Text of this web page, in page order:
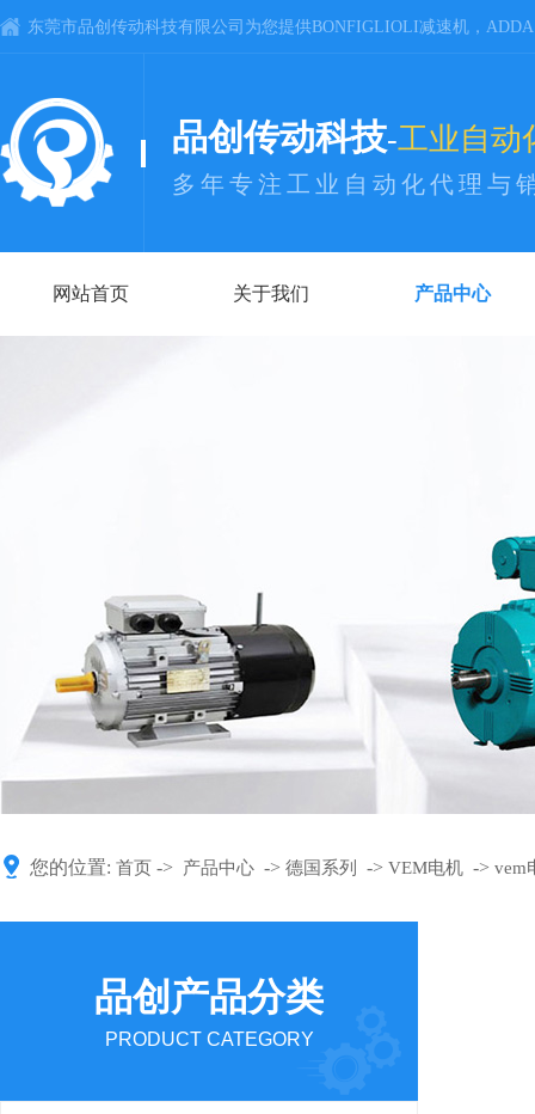
东莞市品创传动科技有限公司为您提供BONFIGLIOLI减速机，
品创传动科技-工业自动
多年专注工业自动化代理与
网站首页 关于我们 产品中心
您的位置: 首页 -> 产品中心 -> 德国系列 -> VEM电机 -> vem
品创产品分类
PRODUCT CATEGORY